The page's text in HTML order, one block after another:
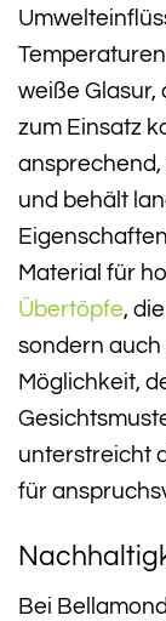
weiße Glasur,
zum Einsatz
und behält
Material für
Übertöpfe,
sondern auch
Möglichkeit,
unterstreicht
für
Bei